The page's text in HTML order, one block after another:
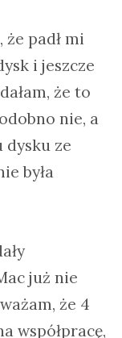
padł mi
i jeszcze
że to
nie, a
dysku ze
była
już nie
że 4
współpracę,